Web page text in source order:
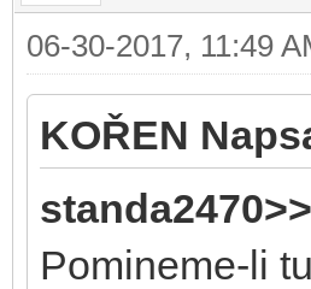
06-30-2017, 11:49
KOŘEN
standa2470>>
Pomineme-li